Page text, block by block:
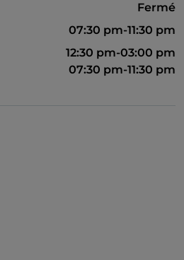
Fermé
07:30 pm-11:30 pm
12:30 pm-03:00 pm
07:30 pm-11:30 pm